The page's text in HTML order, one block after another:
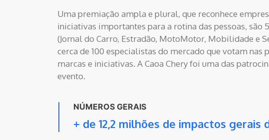
Uma premiação ampla e plural, que reconhece
iniciativas importantes para a rotina das pessoas, são
(Jornal do Carro, Estradão, MotoMotor, Mobilidade e
cerca de 100 especialistas do mercado que votam nas
marcas e iniciativas. A Caoa Chery foi uma das
evento.
NÚMEROS GERAIS
+ de 12,2 milhões de impactos gerais